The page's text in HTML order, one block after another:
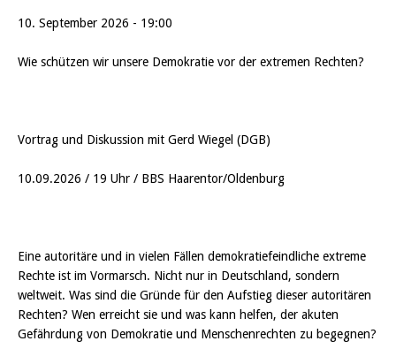
10. September 2026 - 19:00
Wie schützen wir unsere Demokratie vor der extremen Rechten?
Vortrag und Diskussion mit Gerd Wiegel (DGB)
10.09.2026 / 19 Uhr / BBS Haarentor/Oldenburg
Eine autoritäre und in vielen Fällen demokratiefeindliche extreme
Rechte ist im Vormarsch. Nicht nur in Deutschland, sondern
weltweit. Was sind die Gründe für den Aufstieg dieser autoritären
Rechten? Wen erreicht sie und was kann helfen, der akuten
Gefährdung von Demokratie und Menschenrechten zu begegnen?